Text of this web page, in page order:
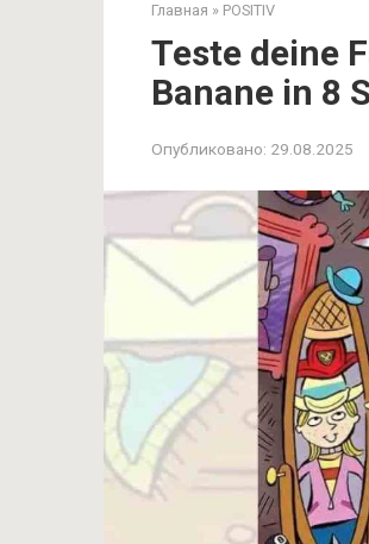
Главная » POSITIV
Teste deine
Banane in 8
Опубликовано: 29.08.2025